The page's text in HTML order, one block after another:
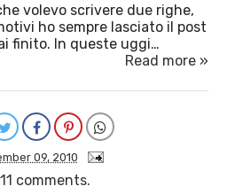
volevo scrivere due righe,
ho sempre lasciato il post
finito. In queste uggi…
Read more »
09, 2010
11 comments.